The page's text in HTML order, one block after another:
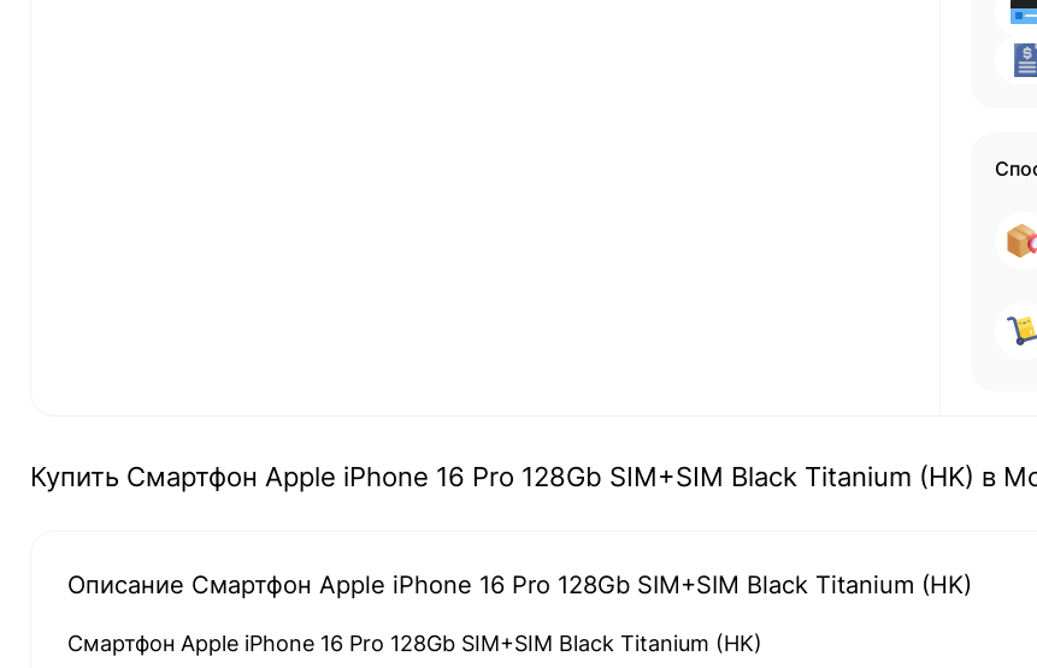
Купить Смартфон Apple iPhone 16 Pro 128Gb SIM+SIM Black Titanium (HK) в
Описание Смартфон Apple iPhone 16 Pro 128Gb SIM+SIM Black Titanium (HK)
Смартфон Apple iPhone 16 Pro 128Gb SIM+SIM Black Titanium (HK)